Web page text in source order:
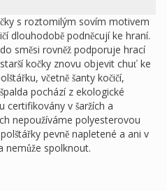
s roztomilým sovím motivem
dlouhodobě podněcují ke hraní.
směsi rovněž podporuje hrací
kočky znovu objevit chuť ke
včetně šanty kočičí,
pochází z ekologické
certifikovány v šaržích a
nepoužíváme polyesterovou
pevně napletené a ani v
nemůže spolknout.